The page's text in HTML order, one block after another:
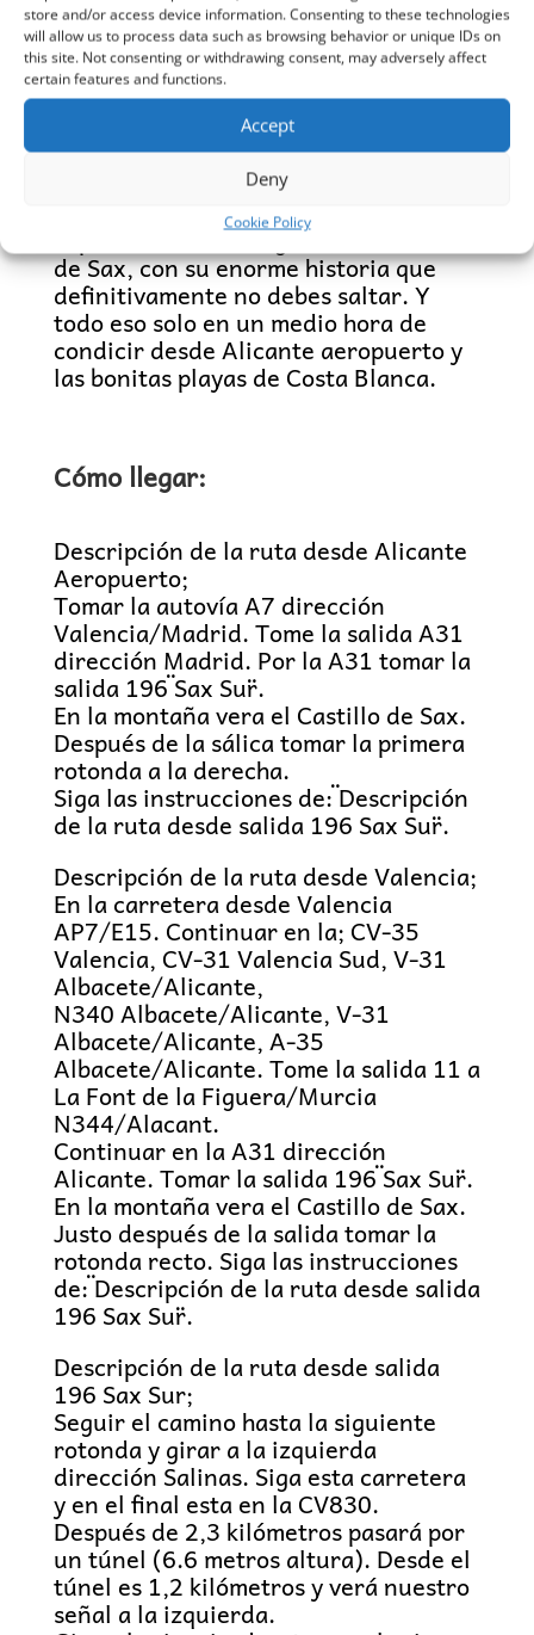
store and/or access device information. Consenting to these technologies
will allow us to process data such as browsing behavior or unique IDs on
this site. Not consenting or withdrawing consent, may adversely affect
certain features and functions.
Accept
Deny
Cookie Policy
Salinas, el baño de barro natural
Lloma Badada y aún más cerca la
Camara y las Cabreras donde puede ir
con bici o caminar horas por horas y
disfrutar de todo la belleza que la
naturaleza tiene para ofrecer. Una
visita a el área protegida de recrea El
Plano, la colonia Santa Eulalia y por
supuesto nuestro orgullo, el Castillo
de Sax, con su enorme historia que
definitivamente no debes saltar. Y
todo eso solo en un medio hora de
condicir desde Alicante aeropuerto y
las bonitas playas de Costa Blanca.
Cómo llegar:
Descripción de la ruta desde Alicante
Aeropuerto;
Tomar la autovía A7 dirección
Valencia/Madrid. Tome la salida A31
dirección Madrid. Por la A31 tomar la
salida 196 ¨Sax Sur¨.
En la montaña vera el Castillo de Sax.
Después de la sálica tomar la primera
rotonda a la derecha.
Siga las instrucciones de: ¨Descripción
de la ruta desde salida 196 Sax Sur¨.
Descripción de la ruta desde Valencia;
En la carretera desde Valencia
AP7/E15. Continuar en la; CV-35
Valencia, CV-31 Valencia Sud, V-31
Albacete/Alicante,
N340 Albacete/Alicante, V-31
Albacete/Alicante, A-35
Albacete/Alicante. Tome la salida 11 a
La Font de la Figuera/Murcia
N344/Alacant.
Continuar en la A31 dirección
Alicante. Tomar la salida 196 ¨Sax Sur¨.
En la montaña vera el Castillo de Sax.
Justo después de la salida tomar la
rotonda recto. Siga las instrucciones
de: ¨Descripción de la ruta desde salida
196 Sax Sur¨.
Descripción de la ruta desde salida
196 Sax Sur;
Seguir el camino hasta la siguiente
rotonda y girar a la izquierda
dirección Salinas. Siga esta carretera
y en el final esta en la CV830.
Después de 2,3 kilómetros pasará por
un túnel (6.6 metros altura). Desde el
túnel es 1,2 kilómetros y verá nuestro
señal a la izquierda.